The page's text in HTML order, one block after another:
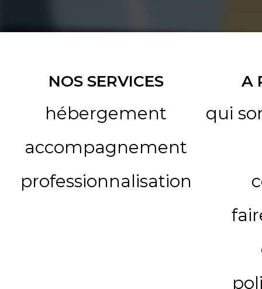
NOS SERVICES
hébergement
accompagnement
professionnalisation
A
qui